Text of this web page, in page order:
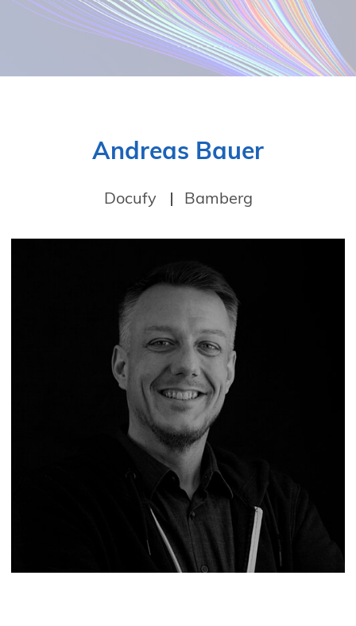
19. Juni 2026 in Wiesbaden
NORDIC TechKomm Kopenhagen
Andreas Bauer
Docufy Bamberg